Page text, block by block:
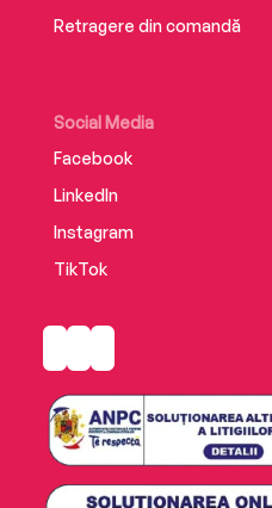
Retragere din comandă
Social Media
Facebook
LinkedIn
Instagram
TikTok